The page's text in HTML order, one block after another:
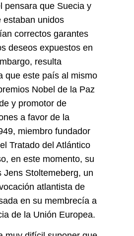
pensara que Suecia y
estaban unidos
correctos garantes
deseos expuestos en
resulta
que este país al mismo
Nobel de la Paz
y promotor de
a favor de la
miembro fundador
Tratado del Atlántico
en este momento, su
Jens Stoltemeberg, un
atlantista de
en su membrecía a
de la Unión Europea.